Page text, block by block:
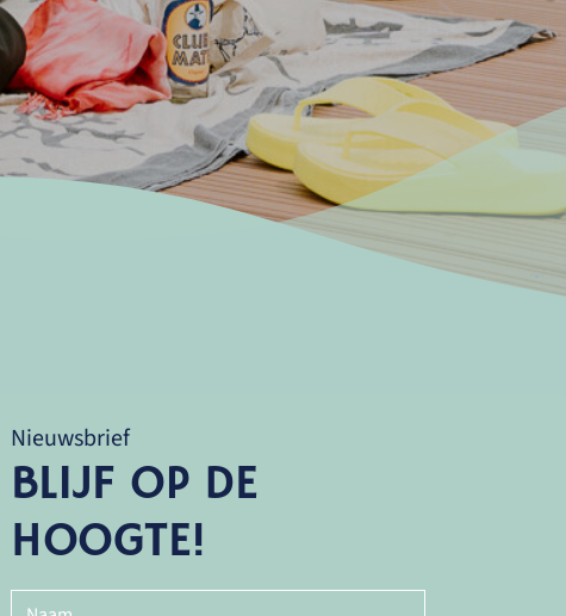
Nieuwsbrief
BLIJF OP DE
HOOGTE!